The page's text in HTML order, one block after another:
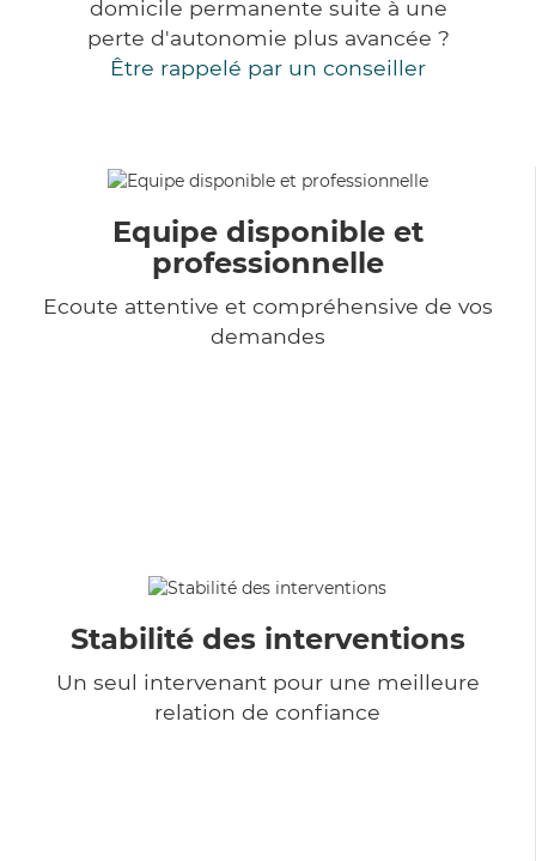
domicile permanente suite à une
perte d'autonomie plus avancée ?
Être rappelé par un conseiller
Equipe disponible et
professionnelle
Ecoute attentive et compréhensive de vos
demandes
Stabilité des interventions
Un seul intervenant pour une meilleure
relation de confiance